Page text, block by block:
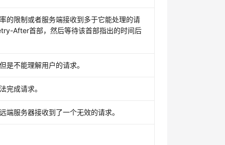
的限制或者服务端接收到多于它能处理的请
After首部，然后等待该首部指出的时间后
是不能理解用户的请求。
完成请求。
端服务器接收到了一个无效的请求。